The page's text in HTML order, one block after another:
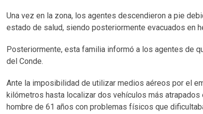
Una vez en la zona, los agentes descendieron a pie
estado de salud, siendo posteriormente evacuados en
Posteriormente, esta familia informó a los agentes de
del Conde.
Ante la imposibilidad de utilizar medios aéreos por el
kilómetros hasta localizar dos vehículos más
hombre de 61 años con problemas físicos que